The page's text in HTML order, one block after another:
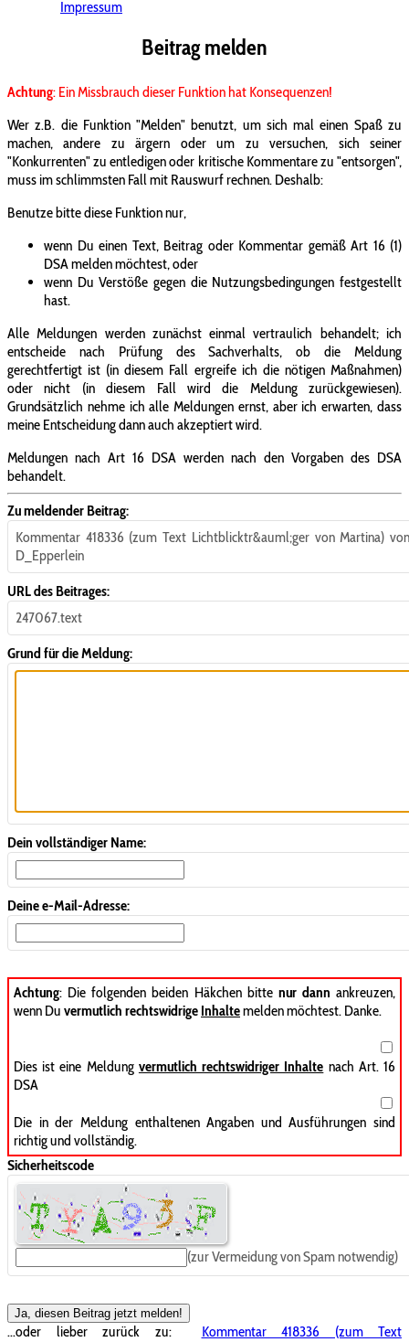
Impressum
Beitrag melden
Achtung: Ein Missbrauch dieser Funktion hat Konsequenzen!
Wer z.B. die Funktion "Melden" benutzt, um sich mal einen Spaß zu
machen, andere zu ärgern oder um zu versuchen, sich seiner
"Konkurrenten" zu entledigen oder kritische Kommentare zu "entsorgen",
muss im schlimmsten Fall mit Rauswurf rechnen. Deshalb:
Benutze bitte diese Funktion nur,
wenn Du einen Text, Beitrag oder Kommentar gemäß Art 16 (1)
DSA melden möchtest, oder
wenn Du Verstöße gegen die Nutzungsbedingungen festgestellt
hast.
Alle Meldungen werden zunächst einmal vertraulich behandelt; ich
entscheide nach Prüfung des Sachverhalts, ob die Meldung
gerechtfertigt ist (in diesem Fall ergreife ich die nötigen Maßnahmen)
oder nicht (in diesem Fall wird die Meldung zurückgewiesen).
Grundsätzlich nehme ich alle Meldungen ernst, aber ich erwarten, dass
meine Entscheidung dann auch akzeptiert wird.
Meldungen nach Art 16 DSA werden nach den Vorgaben des DSA
behandelt.
Zu meldender Beitrag:
Kommentar 418336 (zum Text Lichtblicktr&auml;ger von Martina) von
D_Epperlein
URL des Beitrages:
247067.text
Grund für die Meldung:
Dein vollständiger Name:
Deine e-Mail-Adresse:
Achtung: Die folgenden beiden Häkchen bitte nur dann ankreuzen,
wenn Du vermutlich rechtswidrige Inhaltemelden möchtest. Danke.
Dies ist eine Meldung vermutlich rechtswidriger Inhalte nach Art. 16
DSA
Die in der Meldung enthaltenen Angaben und Ausführungen sind
richtig und vollständig.
Sicherheitscode
(zur Vermeidung von Spam notwendig)
Ja, diesen Beitrag jetzt melden!
...oder lieber zurück zu:
Kommentar 418336 (zum Text